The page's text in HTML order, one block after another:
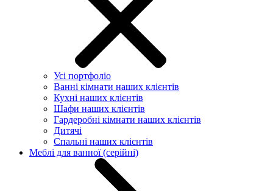
Усі портфоліо
Ванні кімнати наших клієнтів
Кухні наших клієнтів
Шафи наших клієнтів
Гардеробні кімнати наших клієнтів
Дитячі
Спальні наших клієнтів
Меблі для ванної (серійні)